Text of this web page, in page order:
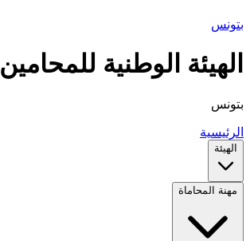
بتونس
الهيئة الوطنية للمحامين
بتونس
الرئيسية
الهيئة
مهنة المحاماة